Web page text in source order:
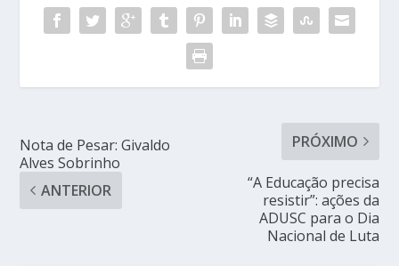
Nota de Pesar: Givaldo
Alves Sobrinho
ANTERIOR
PRÓXIMO
“A Educação precisa
resistir”: ações da
ADUSC para o Dia
Nacional de Luta